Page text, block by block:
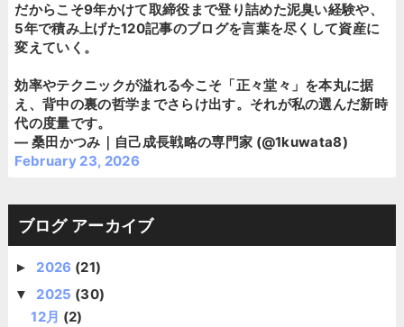
だからこそ9年かけて取締役まで登り詰めた泥臭い経験や、
5年で積み上げた120記事のブログを言葉を尽くして資産に
変えていく。
効率やテクニックが溢れる今こそ「正々堂々」を本丸に据
え、背中の裏の哲学までさらけ出す。それが私の選んだ新時
代の度量です。
— 桑田かつみ｜自己成長戦略の専門家 (@1kuwata8)
February 23, 2026
ブログ アーカイブ
► 2026 (21)
▼ 2025 (30)
12月 (2)